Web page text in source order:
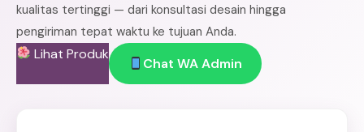
kualitas tertinggi — dari konsultasi desain hingga
pengiriman tepat waktu ke tujuan Anda.
Lihat Produk
Chat WA Admin